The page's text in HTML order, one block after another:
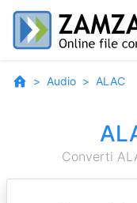
Audio ALAC
Converti